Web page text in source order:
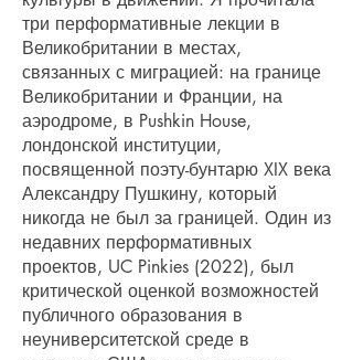
три перформативные лекции в
Великобритании в местах,
связанных с миграцией: на границе
Великобритании и Франции, на
аэродроме, в Pushkin House,
лондонской институции,
посвященной поэту-бунтарю XIX века
Александру Пушкину, который
никогда не был за границей. Один из
недавних перформативных
проектов, UC Pinkies (2022), был
критической оценкой возможностей
публичного образования в
неуниверситетской среде в